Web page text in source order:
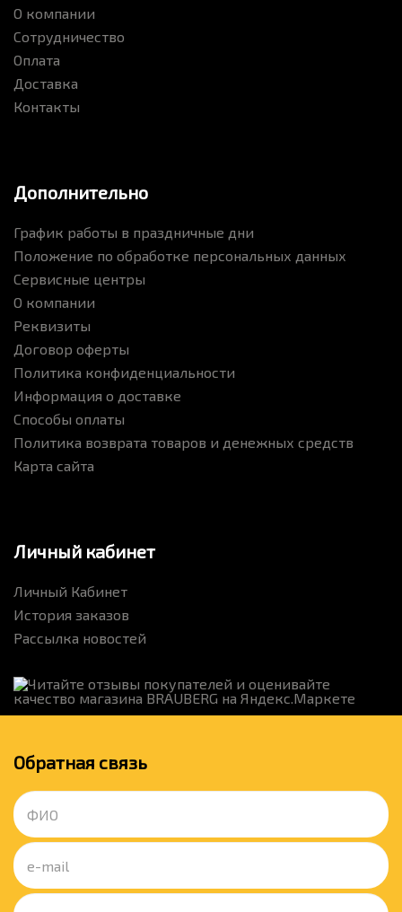
О компании
Сотрудничество
Оплата
Доставка
Контакты
Дополнительно
График работы в праздничные дни
Положение по обработке персональных данных
Сервисные центры
О компании
Реквизиты
Договор оферты
Политика конфиденциальности
Информация о доставке
Способы оплаты
Политика возврата товаров и денежных средств
Карта сайта
Личный кабинет
Личный Кабинет
История заказов
Рассылка новостей
Обратная связь